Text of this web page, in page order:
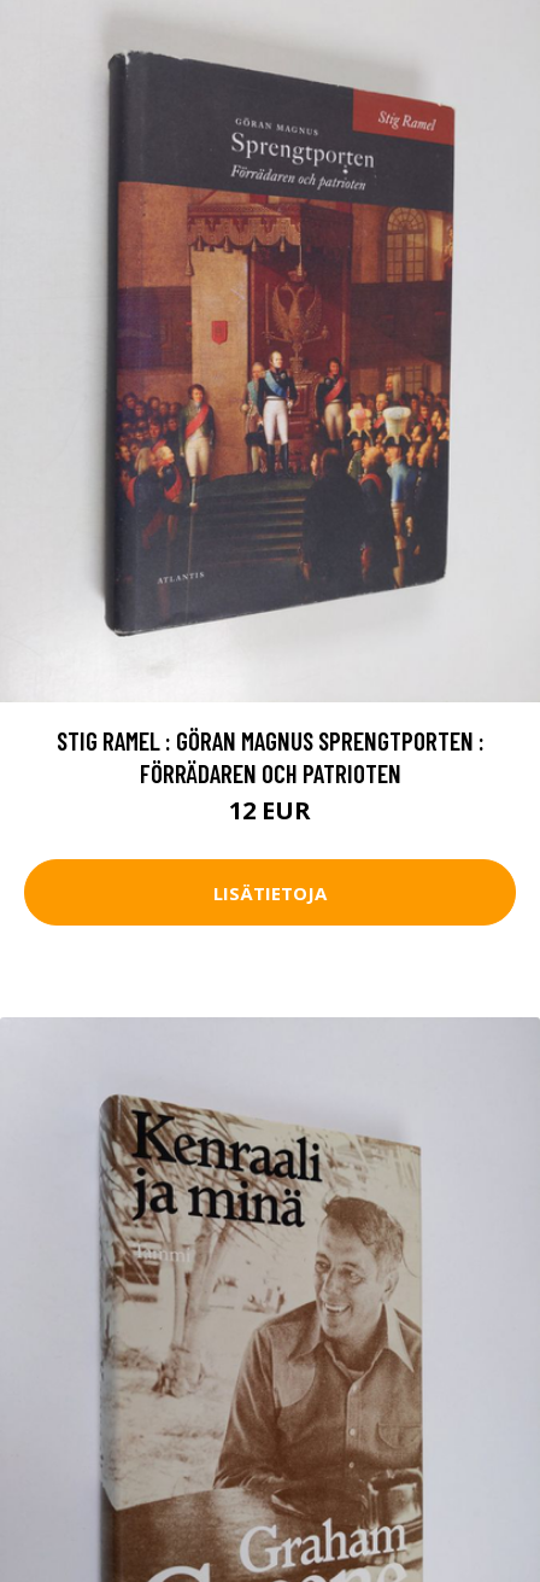
STIG RAMEL : GÖRAN MAGNUS SPRENGTPORTEN :
FÖRRÄDAREN OCH PATRIOTEN
12 EUR
LISÄTIETOJA